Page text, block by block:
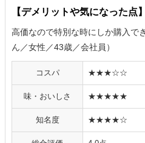
【デメリットや気になった点】
高価なので特別な時にしか購入で
ん／女性／43歳／会社員）
コスパ ★★★☆☆
味・おいしさ ★★★★★
知名度 ★★★★☆